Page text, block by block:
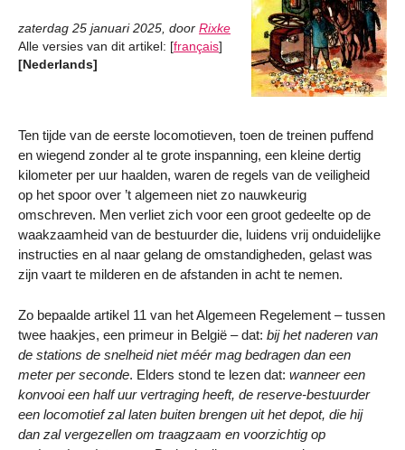
zaterdag 25 januari 2025, door Rixke
Alle versies van dit artikel: [français]
[Nederlands]
Ten tijde van de eerste locomotieven, toen de treinen puffend
en wiegend zonder al te grote inspanning, een kleine dertig
kilometer per uur haalden, waren de regels van de veiligheid
op het spoor over ’t algemeen niet zo nauwkeurig
omschreven. Men verliet zich voor een groot gedeelte op de
waakzaamheid van de bestuurder die, luidens vrij onduidelijke
instructies en al naar gelang de omstandigheden, gelast was
zijn vaart te milderen en de afstanden in acht te nemen.
Zo bepaalde artikel 11 van het Algemeen Regelement – tussen
twee haakjes, een primeur in België – dat: bij het naderen van
de stations de snelheid niet méér mag bedragen dan een
meter per seconde. Elders stond te lezen dat: wanneer een
konvooi een half uur vertraging heeft, de reserve-bestuurder
een locomotief zal laten buiten brengen uit het depot, die hij
dan zal vergezellen om traagzaam en voorzichtig op